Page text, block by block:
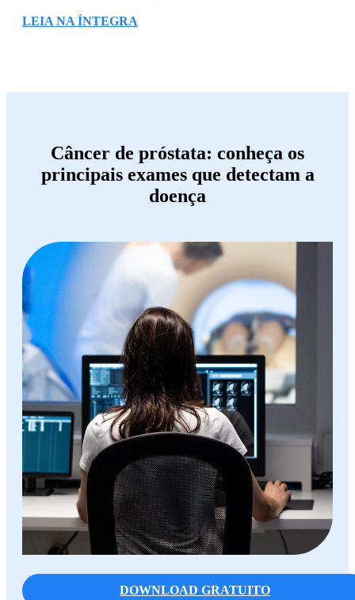
LEIA NA ÍNTEGRA
Câncer de próstata: conheça os
principais exames que detectam a
doença
DOWNLOAD GRATUITO